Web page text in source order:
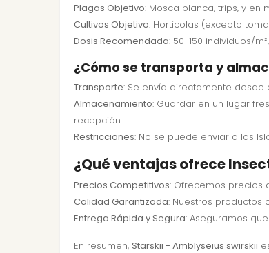
Plagas Objetivo: Mosca blanca, trips, y
Cultivos Objetivo: Hortícolas (excepto
Dosis Recomendada: 50-150 individuos/
¿Cómo se transporta y
Transporte: Se envía directamente
Almacenamiento: Guardar en un lugar
recepción.
Restricciones: No se puede enviar a las
¿Qué ventajas ofrece
Precios Competitivos: Ofrecemos precios
Calidad Garantizada: Nuestros productos
Entrega Rápida y Segura: Aseguramos
En resumen, Starskii - Amblyseius swirskii